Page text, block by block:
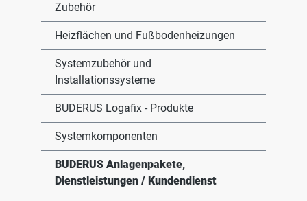
Zubehör
Heizflächen und Fußbodenheizungen
Systemzubehör und
Installationssysteme
BUDERUS Logafix - Produkte
Systemkomponenten
BUDERUS Anlagenpakete,
Dienstleistungen / Kundendienst